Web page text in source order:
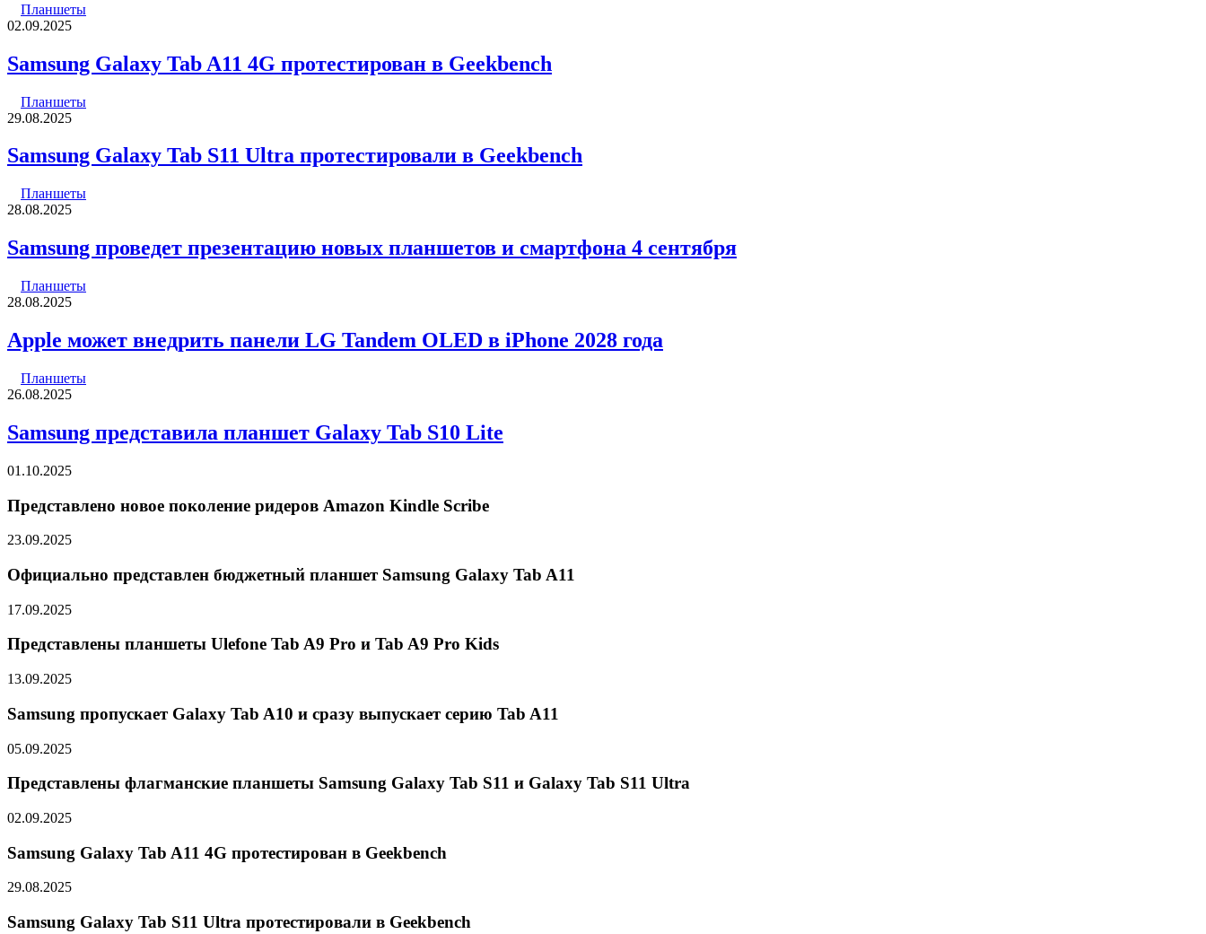
Планшеты
02.09.2025
Samsung Galaxy Tab A11 4G протестирован в Geekbench
Планшеты
29.08.2025
Samsung Galaxy Tab S11 Ultra протестировали в Geekbench
Планшеты
28.08.2025
Samsung проведет презентацию новых планшетов и смартфона 4 сентября
Планшеты
28.08.2025
Apple может внедрить панели LG Tandem OLED в iPhone 2028 года
Планшеты
26.08.2025
Samsung представила планшет Galaxy Tab S10 Lite
01.10.2025
Представлено новое поколение ридеров Amazon Kindle Scribe
23.09.2025
Официально представлен бюджетный планшет Samsung Galaxy Tab A11
17.09.2025
Представлены планшеты Ulefone Tab A9 Pro и Tab A9 Pro Kids
13.09.2025
Samsung пропускает Galaxy Tab A10 и сразу выпускает серию Tab A11
05.09.2025
Представлены флагманские планшеты Samsung Galaxy Tab S11 и Galaxy Tab S11 Ultra
02.09.2025
Samsung Galaxy Tab A11 4G протестирован в Geekbench
29.08.2025
Samsung Galaxy Tab S11 Ultra протестировали в Geekbench